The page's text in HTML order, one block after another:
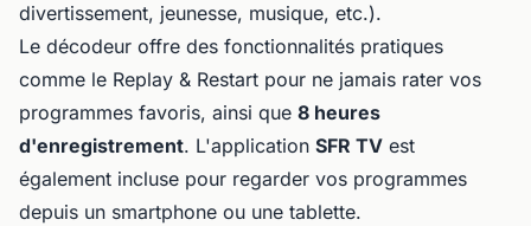
divertissement, jeunesse, musique, etc.).
Le décodeur offre des fonctionnalités pratiques
comme le Replay & Restart pour ne jamais rater vos
programmes favoris, ainsi que 8 heures
d'enregistrement. L'application SFR TV est
également incluse pour regarder vos programmes
depuis un smartphone ou une tablette.